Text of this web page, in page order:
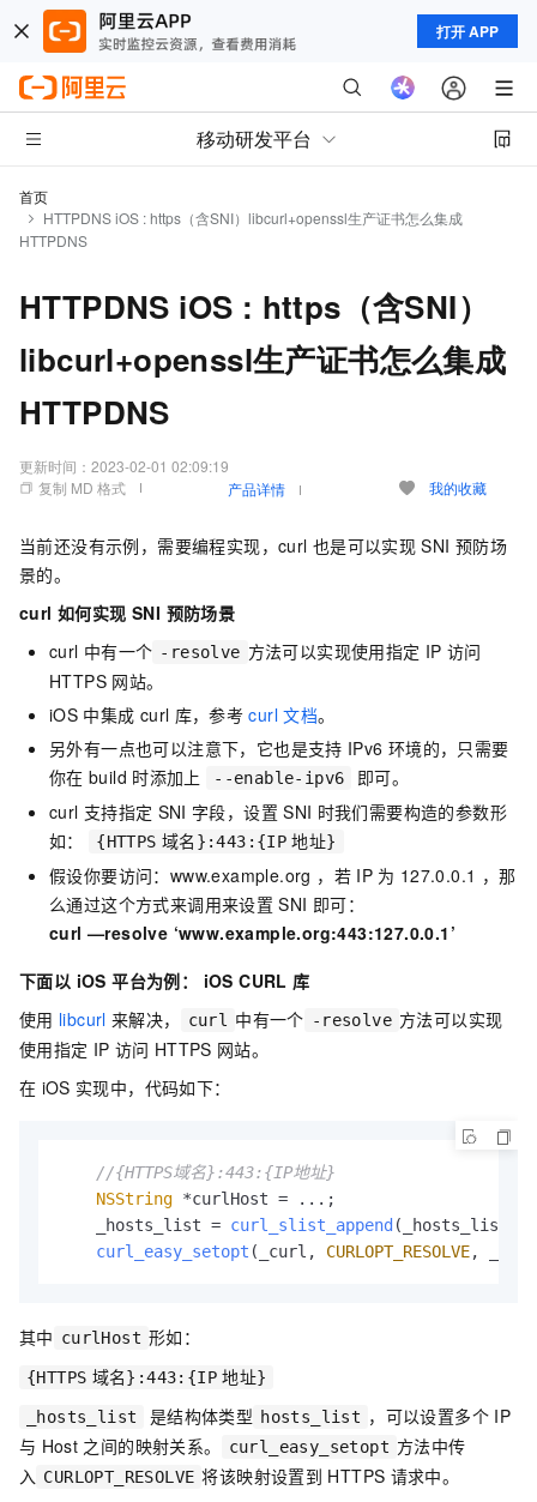
打开 APP
移动研发平台
首页
HTTPDNS iOS : https（含SNI）libcurl+openssl生产证书怎么集成
HTTPDNS
HTTPDNS iOS : https（含SNI）
libcurl+openssl生产证书怎么集成
HTTPDNS
更新时间： 2023-02-01 02:09:19
复制 MD 格式
产品详情 我的收藏
当前还没有示例，需要编程实现，curl 也是可以实现 SNI 预防场
景的。
curl 如何实现 SNI 预防场景
curl 中有一个 -resolve 方法可以实现使用指定 IP 访问
HTTPS 网站。
iOS 中集成 curl 库，参考 curl 文档。
另外有一点也可以注意下，它也是支持 IPv6 环境的，只需要
你在 build 时添加上 --enable-ipv6
即可。
curl 支持指定 SNI 字段，设置 SNI 时我们需要构造的参数形
如：
{HTTPS 域名}:443:{IP 地址}
假设你要访问：www.example.org ，若 IP 为 127.0.0.1 ，那
么通过这个方式来调用来设置 SNI 即可：
curl —resolve ‘www.example.org:443:127.0.0.1’
下面以 iOS 平台为例： iOS CURL 库
使用 libcurl 来解决， curl 中有一个 -resolve 方法可以实现
使用指定 IP 访问 HTTPS 网站。
在 iOS 实现中，代码如下：
//{HTTPS域名}:443:{IP地址}
NSString *curlHost = ...;
    _hosts_list =
curl_slist_append (_hosts_list,
curl_easy_setopt (_curl, CURLOPT_RESOLVE,
其中 curlHost 形如：
{HTTPS 域名}:443:{IP 地址}
_hosts_list 是结构体类型 hosts_list ，可以设置多个 IP
与 Host 之间的映射关系。 curl_easy_setopt 方法中传
入 CURLOPT_RESOLVE 将该映射设置到 HTTPS 请求中。